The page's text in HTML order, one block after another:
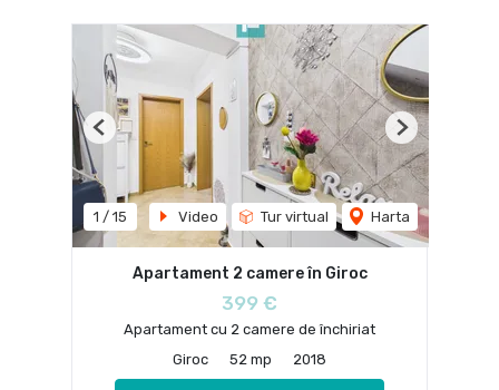
1 / 15 Video Tur virtual Harta
Previous Next
Apartament 2 camere în Giroc
399 €
Apartament cu 2 camere de închiriat
Giroc
52 mp 2018